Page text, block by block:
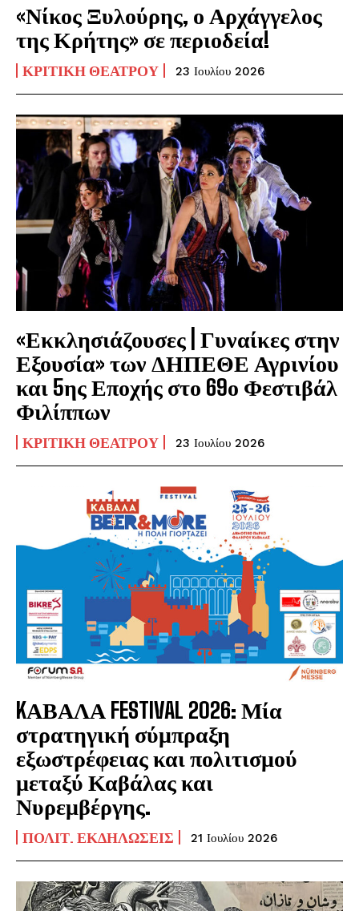
«Νίκος Ξυλούρης, ο Αρχάγγελος
της Κρήτης» σε περιοδεία!
ΚΡΙΤΙΚΉ ΘΕΆΤΡΟΥ 23 Ιουλίου 2026
«Εκκλησιάζουσες | Γυναίκες στην
Εξουσία» των ΔΗΠΕΘΕ Αγρινίου
και 5ης Εποχής στο 69ο Φεστιβάλ
Φιλίππων
ΚΡΙΤΙΚΉ ΘΕΆΤΡΟΥ 23 Ιουλίου 2026
KΑΒΑΛΑ FESTIVAL 2026: Μία
στρατηγική σύμπραξη
εξωστρέφειας και πολιτισμού
μεταξύ Καβάλας και
Νυρεμβέργης.
ΠΟΛΙΤ. ΕΚΔΗΛΏΣΕΙΣ 21 Ιουλίου 2026